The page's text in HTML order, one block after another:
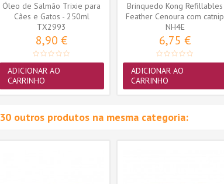
Óleo de Salmão Trixie para
Cães e Gatos - 250ml
(TX2993)
TX2993
8,90 €
ADICIONAR AO
CARRINHO
Brinquedo Kong Refillables
Feather Cenoura com catnip
(NH4E)
NH4E
6,75 €
ADICIONAR AO
CARRINHO
30 outros produtos na mesma categoria: